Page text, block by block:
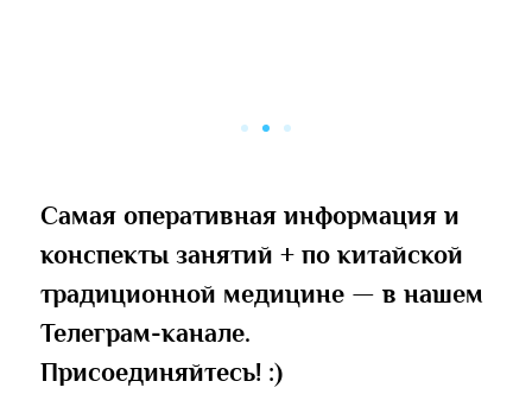
Самая оперативная информация и
конспекты занятий + по китайской
традиционной медицине — в нашем
Телеграм-канале.
Присоединяйтесь! :)